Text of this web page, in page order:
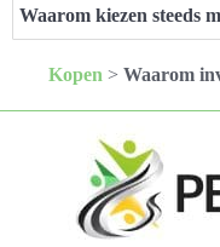
Waarom kiezen steeds
Kopen > Waarom